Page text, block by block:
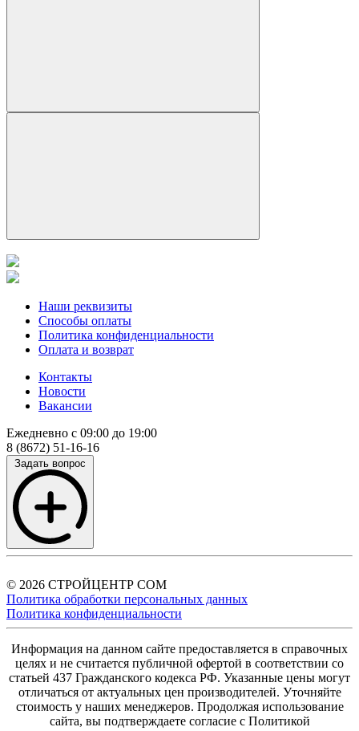
Наши реквизиты
Способы оплаты
Политика конфиденциальности
Оплата и возврат
Контакты
Новости
Вакансии
Ежедневно с 09:00 до 19:00
8 (8672) 51-16-16
Задать вопрос
© 2026 СТРОЙЦЕНТР СОМ
Политика обработки персональных данных
Политика конфиденциальности
Информация на данном сайте предоставляется в справочных
целях и не считается публичной офертой в соответствии со
статьей 437 Гражданского кодекса РФ. Указанные цены могут
отличаться от актуальных цен производителей. Уточняйте
стоимость у наших менеджеров. Продолжая использование
сайта, вы подтверждаете согласие с Политикой